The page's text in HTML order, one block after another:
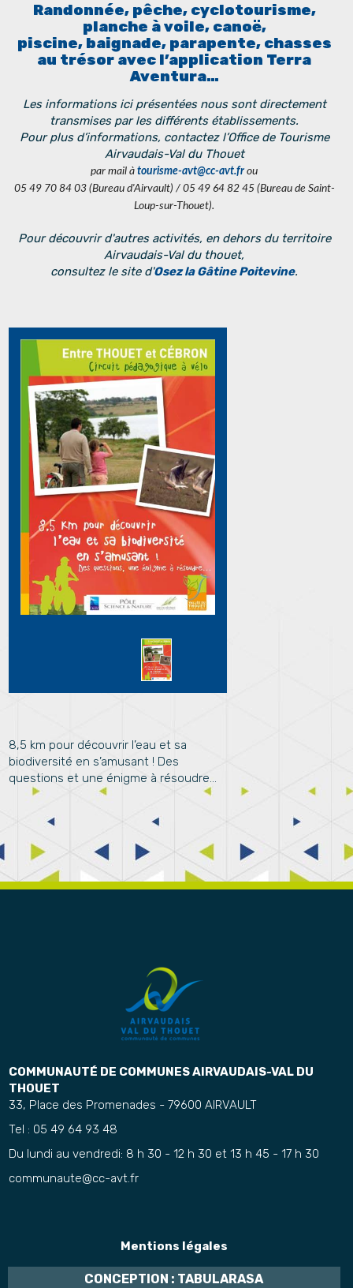
Randonnée, pêche, cyclotourisme,
planche à voile, canoë,
piscine, baignade, parapente, chasses
au trésor avec l’application Terra
Aventura…
Les informations ici présentées nous sont directement
transmises par les différents établissements.
Pour plus d’informations, contactez l’Office de Tourisme
Airvaudais-Val du Thouet
par mail à tourisme-avt@cc-avt.fr ou
05 49 70 84 03 (Bureau d'Airvault) / 05 49 64 82 45 (Bureau de Saint-
Loup-sur-Thouet).
Pour découvrir d'autres activités, en dehors du territoire
Airvaudais-Val du thouet,
consultez le site d'Osez la Gâtine Poitevine.
8,5 km pour découvrir l’eau et sa
biodiversité en s’amusant ! Des
questions et une énigme à résoudre...
COMMUNAUTÉ DE COMMUNES AIRVAUDAIS-VAL DU
THOUET
33, Place des Promenades - 79600 AIRVAULT
Tel : 05 49 64 93 48
Du lundi au vendredi: 8 h 30 - 12 h 30 et 13 h 45 - 17 h 30
communaute@cc-avt.fr
Mentions légales
CONCEPTION : TABULARASA